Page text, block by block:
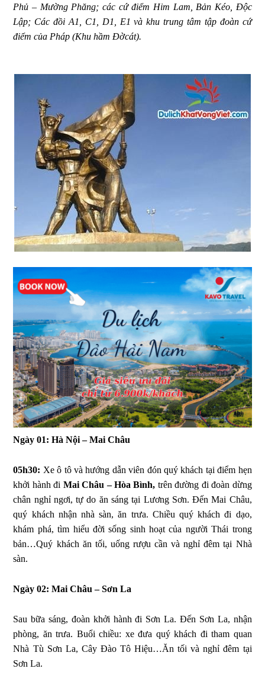
Phủ – Mường Phăng; các cứ điểm Him Lam, Bản Kéo, Độc
Lập; Các đồi A1, C1, D1, E1 và khu trung tâm tập đoàn cứ
điểm của Pháp (Khu hầm Đờcát).
Ngày 01: Hà Nội – Mai Châu
05h30: Xe ô tô và hướng dẫn viên đón quý khách tại điểm hẹn
khởi hành đi Mai Châu – Hòa Bình, trên đường đi đoàn dừng
chân nghỉ ngơi, tự do ăn sáng tại Lương Sơn. Đến Mai Châu,
quý khách nhận nhà sàn, ăn trưa. Chiều quý khách đi dạo,
khám phá, tìm hiểu đời sống sinh hoạt của người Thái trong
bản…Quý khách ăn tối, uống rượu cần và nghỉ đêm tại Nhà
sàn.
Ngày 02: Mai Châu – Sơn La
Sau bữa sáng, đoàn khởi hành đi Sơn La. Đến Sơn La, nhận
phòng, ăn trưa. Buổi chiều: xe đưa quý khách đi tham quan
Nhà Tù Sơn La, Cây Đào Tô Hiệu…Ăn tối và nghỉ đêm tại
Sơn La.